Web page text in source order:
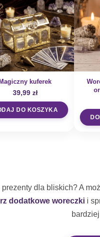
Magiczny kuferek
39,99 zł
DO KOSZYKA
dla bliskich? A
dodatkowe woreczki i